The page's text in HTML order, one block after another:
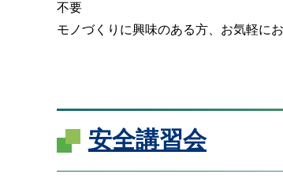
不要
モノづくりに興味のある方、お気軽に
安全講習会